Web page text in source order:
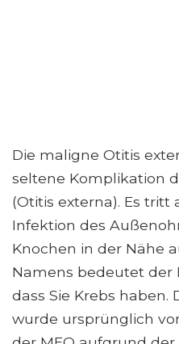
Die maligne Otitis
seltene Komplikation
(Otitis externa). Es tritt
Infektion des
Knochen in der Nähe
Namens bedeutet der
dass Sie Krebs haben.
wurde ursprünglich